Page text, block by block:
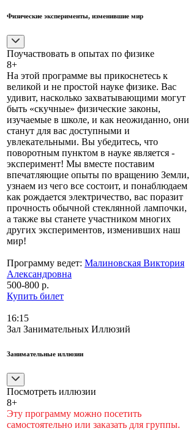
Физические эксперименты, изменившие мир
Поучаствовать в опытах по физике
8+
На этой программе вы прикоснетесь к
великой и не простой науке физике. Вас
удивит, насколько захватывающими могут
быть «скучные» физические законы,
изучаемые в школе, и как неожиданно, они
станут для вас доступными и
увлекательными. Вы убедитесь, что
поворотным пунктом в науке является -
эксперимент! Мы вместе поставим
впечатляющие опыты по вращению Земли,
узнаем из чего все состоит, и понаблюдаем
как рождается электричество, вас поразит
прочность обычной стеклянной лампочки,
а также вы станете участником многих
других экспериментов, изменивших наш
мир!
Программу ведет: Малиновская Виктория
Александровна
500-800 р.
Купить билет
16:15
Зал Занимательных Иллюзий
Занимательные иллюзии
Посмотреть иллюзии
8+
Эту программу можно посетить
самостоятельно или заказать для группы.